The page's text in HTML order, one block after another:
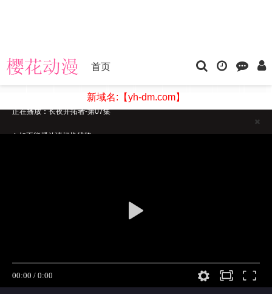
首页
新域名:【yh-dm.com】
正在播放：长夜开拓者-第07集